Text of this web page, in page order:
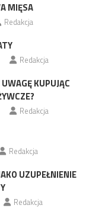
MIĘSA
Redakcja
Redakcja
KUPUJĄC
Redakcja
Redakcja
UZUPEŁNIENIE
Redakcja